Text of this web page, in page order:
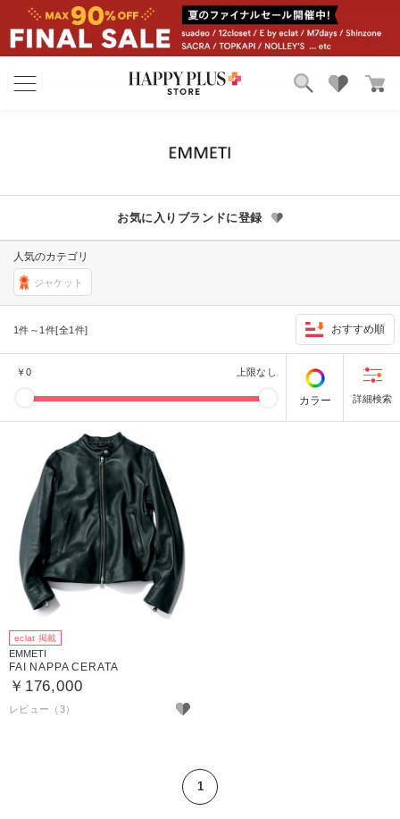
お気に入り
お気に入りブランドに登録
人気のカテゴリ
ジャケット
1件～1件[全1件] おすすめ順
￥0 上限なし
カラー
eclat 掲載
EMMETI
FAI NAPPA CERATA
￥176,000
レビュー（3）
1